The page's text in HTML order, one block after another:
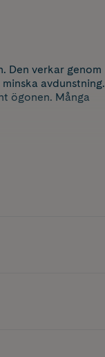
Den verkar genom
avdunstning.
ögonen. Många